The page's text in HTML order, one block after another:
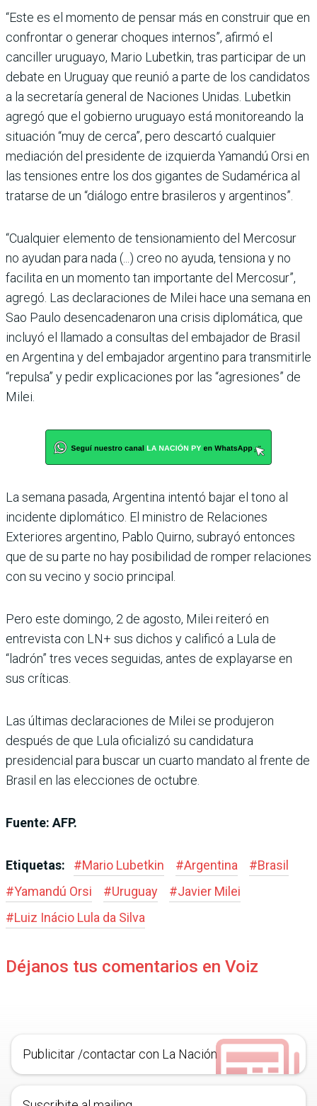
“Este es el momento de pensar más en construir que en
confrontar o generar choques internos”, afirmó el
canciller uruguayo, Mario Lubetkin, tras participar de un
debate en Uruguay que reunió a parte de los candidatos
a la secretaría general de Naciones Unidas. Lubetkin
agregó que el gobierno uruguayo está monitoreando la
situación “muy de cerca”, pero descartó cualquier
mediación del presidente de izquierda Yamandú Orsi en
las tensiones entre los dos gigantes de Sudamérica al
tratarse de un “diálogo entre brasileros y argentinos”.
“Cualquier elemento de tensionamiento del Mercosur
no ayudan para nada (...) creo no ayuda, tensiona y no
facilita en un momento tan importante del Mercosur”,
agregó. Las declaraciones de Milei hace una semana en
Sao Paulo desencadenaron una crisis diplomática, que
incluyó el llamado a consultas del embajador de Brasil
en Argentina y del embajador argentino para transmitirle
“repulsa” y pedir explicaciones por las “agresiones” de
Milei.
La semana pasada, Argentina intentó bajar el tono al
incidente diplomático. El ministro de Relaciones
Exteriores argentino, Pablo Quirno, subrayó entonces
que de su parte no hay posibilidad de romper relaciones
con su vecino y socio principal.
Pero este domingo, 2 de agosto, Milei reiteró en
entrevista con LN+ sus dichos y calificó a Lula de
“ladrón” tres veces seguidas, antes de explayarse en
sus críticas.
Las últimas declaraciones de Milei se produjeron
después de que Lula oficializó su candidatura
presidencial para buscar un cuarto mandato al frente de
Brasil en las elecciones de octubre.
Fuente: AFP.
Etiquetas: #Mario Lubetkin #Argentina #Brasil
#Yamandú Orsi #Uruguay #Javier Milei
#Luiz Inácio Lula da Silva
Déjanos tus comentarios en Voiz
Publicitar /contactar con La Nación